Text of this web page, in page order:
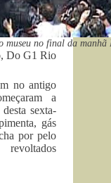
museu no final da manhã
Do G1 Rio
no antigo
a
sexta-
gás
por pelo